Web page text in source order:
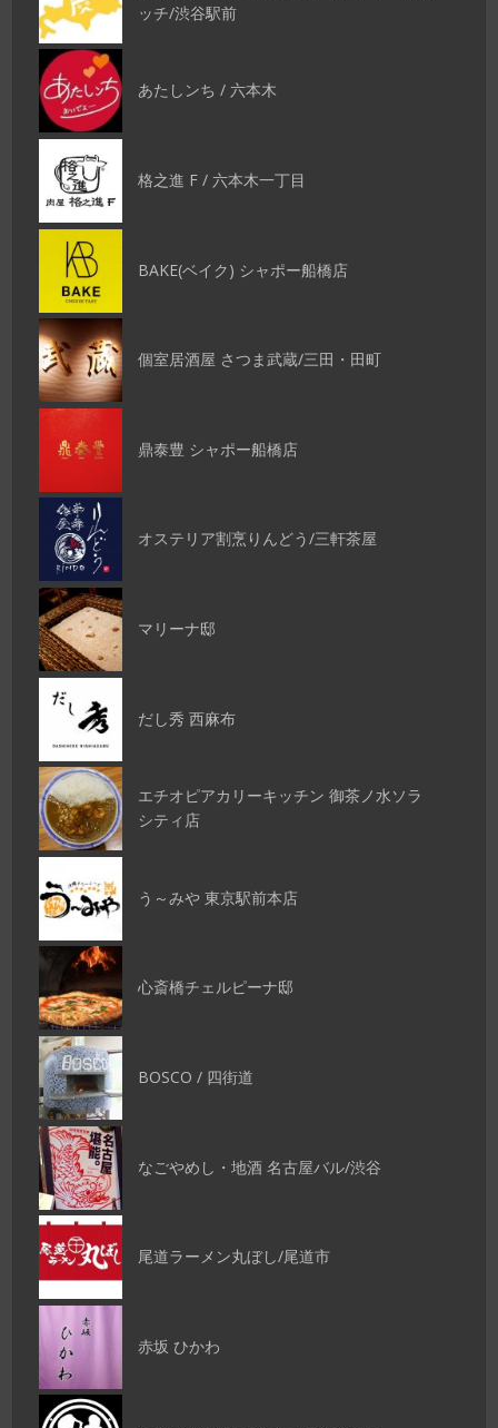
ッチ/渋谷駅前
あたしンち / 六本木
格之進 F / 六本木一丁目
BAKE(ベイク) シャポー船橋店
個室居酒屋 さつま武蔵/三田・田町
鼎泰豊 シャポー船橋店
オステリア割烹りんどう/三軒茶屋
マリーナ邸
だし秀 西麻布
エチオピアカリーキッチン 御茶ノ水ソラ
シティ店
う～みや 東京駅前本店
心斎橋チェルピーナ邸
BOSCO / 四街道
なごやめし・地酒 名古屋バル/渋谷
尾道ラーメン丸ぼし/尾道市
赤坂 ひかわ